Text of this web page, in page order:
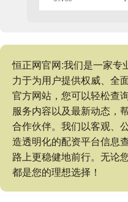
恒正网官网:我们是一家专
力于为用户提供权威、全
官方网站，您可以轻松查
服务内容以及最新动态，
合作伙伴。我们以客观、
造透明化的配资平台信息
路上更稳健地前行。无论
都是您的理想选择！